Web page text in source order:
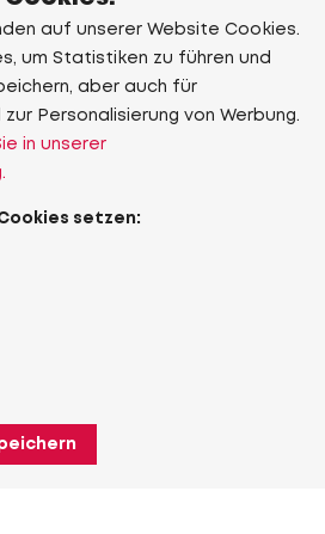
auf unserer Website Cookies.
um Statistiken zu führen und
aber auch für
Personalisierung von Werbung.
in unserer
setzen: